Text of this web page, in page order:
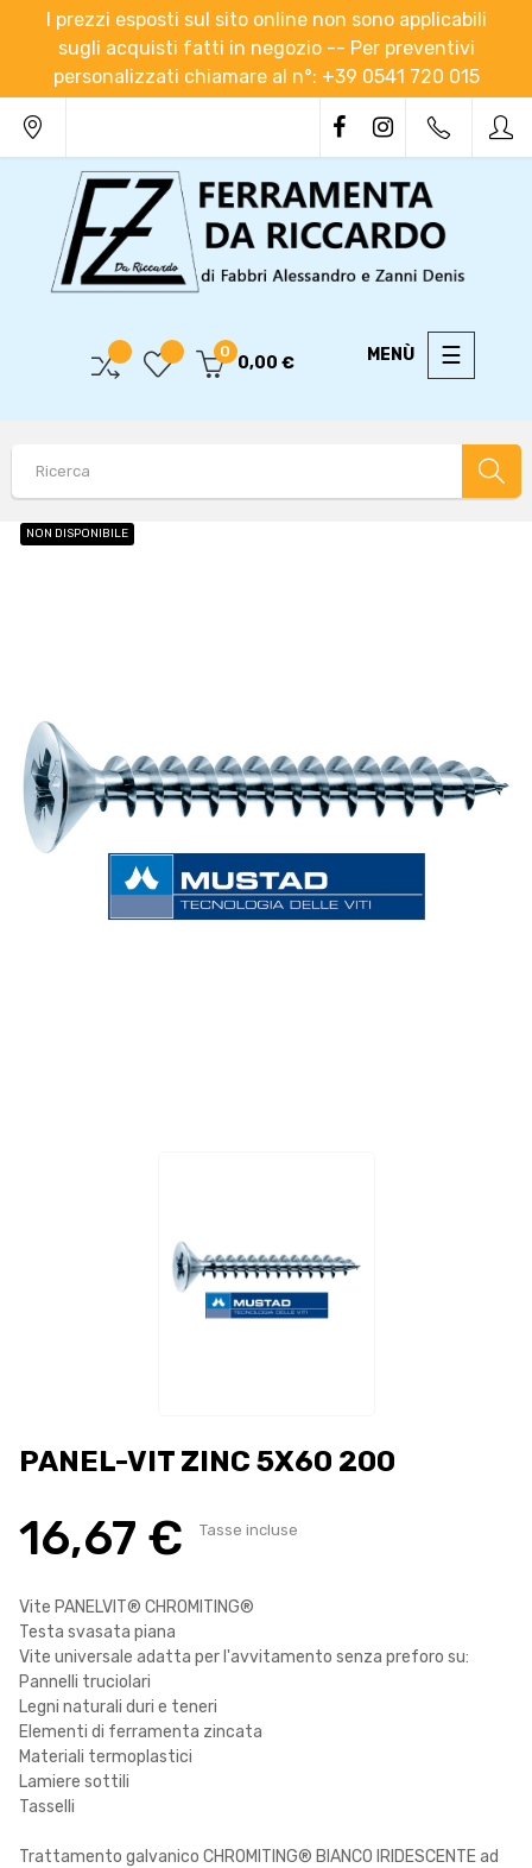
I prezzi esposti sul sito online non sono applicabili
sugli acquisti fatti in negozio -- Per preventivi
personalizzati chiamare al n°: +39 0541 720 015
Toggle
☰
0
0,00 €
NON DISPONIBILE
PANEL-VIT ZINC 5X60 200
16,67 € Tasse incluse
Vite PANELVIT® CHROMITING®
Testa svasata piana
Vite universale adatta per l'avvitamento senza preforo su:
Pannelli truciolari
Legni naturali duri e teneri
Elementi di ferramenta zincata
Materiali termoplastici
Lamiere sottili
Tasselli
Trattamento galvanico CHROMITING® BIANCO IRIDESCENTE ad